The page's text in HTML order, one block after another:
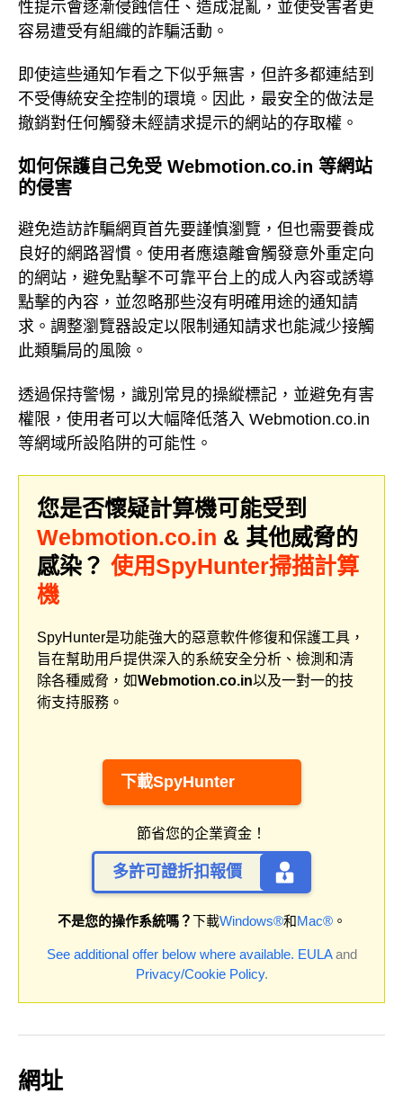
性提示會逐漸侵蝕信任、造成混亂，並使受害者更
容易遭受有組織的詐騙活動。
即使這些通知乍看之下似乎無害，但許多都連結到
不受傳統安全控制的環境。因此，最安全的做法是
撤銷對任何觸發未經請求提示的網站的存取權。
如何保護自己免受 Webmotion.co.in 等網站
的侵害
避免造訪詐騙網頁首先要謹慎瀏覽，但也需要養成
良好的網路習慣。使用者應遠離會觸發意外重定向
的網站，避免點擊不可靠平台上的成人內容或誘導
點擊的內容，並忽略那些沒有明確用途的通知請
求。調整瀏覽器設定以限制通知請求也能減少接觸
此類騙局的風險。
透過保持警惕，識別常見的操縱標記，並避免有害
權限，使用者可以大幅降低落入 Webmotion.co.in
等網域所設陷阱的可能性。
您是否懷疑計算機可能受到
Webmotion.co.in & 其他威脅的
感染？ 使用SpyHunter掃描計算
機
SpyHunter是功能強大的惡意軟件修復和保護工具，
旨在幫助用戶提供深入的系統安全分析、檢測和清
除各種威脅，如Webmotion.co.in以及一對一的技
術支持服務。
下載SpyHunter
節省您的企業資金！
多許可證折扣報價
不是您的操作系統嗎？下載Windows®和Mac®。
See additional offer below where available. EULAand
Privacy/Cookie Policy.
網址